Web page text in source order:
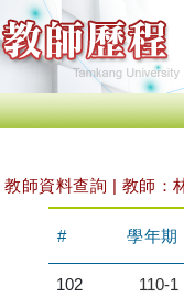
教師資料查詢 | 教師：
# 學年期
102 110-1